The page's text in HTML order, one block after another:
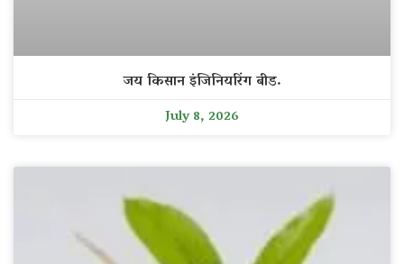
जय किसान इंजिनियरिंग बीड.
July 8, 2026